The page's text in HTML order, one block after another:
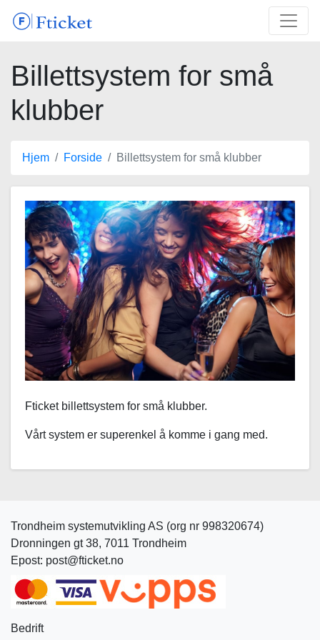
Billettsystem for små
klubber
Hjem Forside Billettsystem for små klubber
Fticket billettsystem for små klubber.
Vårt system er superenkel å komme i gang med.
Trondheim systemutvikling AS (org nr 998320674)
Dronningen gt 38, 7011 Trondheim
Epost: post@fticket.no
Bedrift